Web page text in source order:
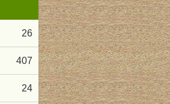
26
407
24